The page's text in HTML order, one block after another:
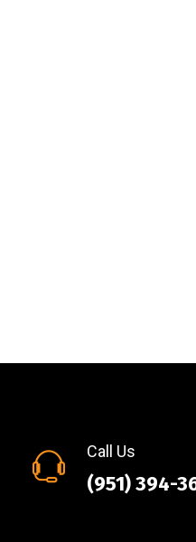
Call Us
(951) 394-